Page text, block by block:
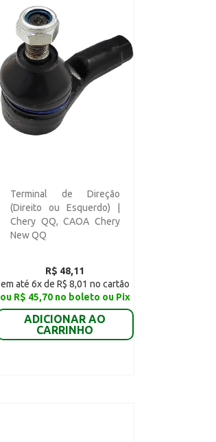
Terminal de Direção
(Direito ou Esquerdo) |
Chery QQ, CAOA Chery
New QQ
R$ 48,11
em até 6x de R$ 8,01 no cartão
ou R$ 45,70 no boleto ou Pix
ADICIONAR AO
CARRINHO